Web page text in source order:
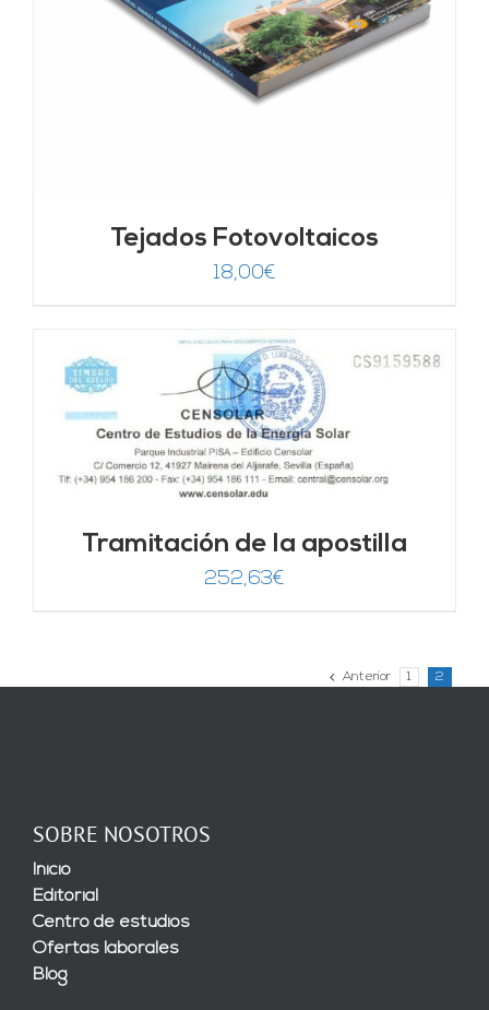
Tejados Fotovoltaicos
18,00€
Tramitación de la apostilla
252,63€
Anterior 1 2
SOBRE NOSOTROS
Inicio
Editorial
Centro de estudios
Ofertas laborales
Blog